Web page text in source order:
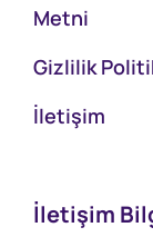
Metni
Gizlilik
İletişim
İletişim